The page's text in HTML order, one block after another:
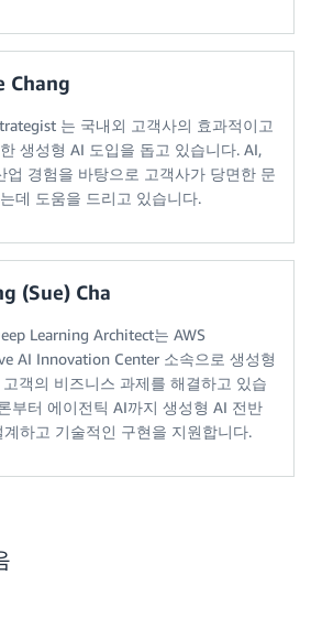
Chang
는 국내외 고객사의 효과적이고
생성형 AI 도입을 돕고 있습니다. AI,
업 경험을 바탕으로 고객사가 당면한 문
데 도움을 드리고 있습니다.
(Sue) Cha
Learning Architect는 AWS
AI Innovation Center 소속으로 생성형
객의 비즈니스 과제를 해결하고 있습
부터 에이전틱 AI까지 생성형 AI 전반
하고 기술적인 구현을 지원합니다.